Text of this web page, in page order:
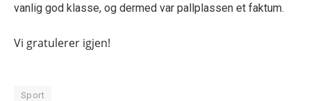
vanlig god klasse, og dermed var pallplassen et faktum.
Vi gratulerer igjen!
Sport